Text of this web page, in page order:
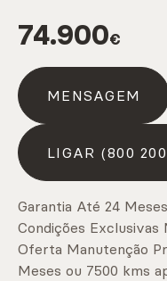
74.900€
MENSAGEM
LIGAR (800
Garantia Até 24
Condições Exclusivas
Oferta Manutenção
Meses ou 7500 kms
Serviços
CARREGAR MAIS